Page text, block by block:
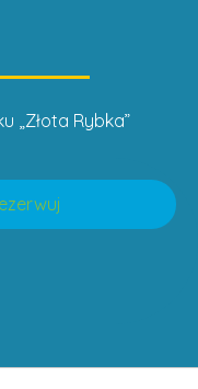
„Złota Rybka”